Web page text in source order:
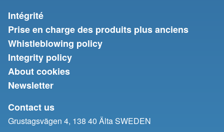
Intégrité
Prise en charge des produits plus anciens
Whistleblowing policy
Integrity policy
About cookies
Newsletter
Contact us
Grustagsvägen 4, 138 40 Älta SWEDEN